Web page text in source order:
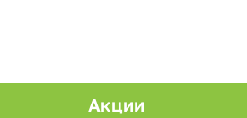
Акции